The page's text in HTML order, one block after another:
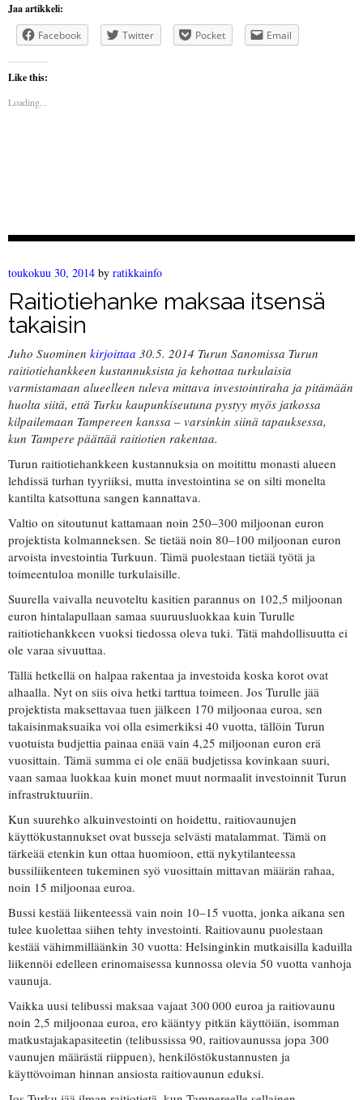
Jaa artikkeli:
Facebook
Twitter Pocket Email
Like this:
Loading...
toukokuu 30, 2014 by ratikkainfo
Raitiotiehanke maksaa itsensä
takaisin
Juho Suominen kirjoittaa 30.5. 2014 Turun Sanomissa Turun
raitiotiehankkeen kustannuksista ja kehottaa turkulaisia
varmistamaan alueelleen tuleva mittava investointiraha ja pitämään
huolta siitä, että Turku kaupunkiseutuna pystyy myös jatkossa
kilpailemaan Tampereen kanssa – varsinkin siinä tapauksessa,
kun Tampere päättää raitiotien rakentaa.
Turun raitiotiehankkeen kustannuksia on moitittu monasti alueen
lehdissä turhan tyyriiksi, mutta investointina se on silti monelta
kantilta katsottuna sangen kannattava.
Valtio on sitoutunut kattamaan noin 250–300 miljoonan euron
projektista kolmanneksen. Se tietää noin 80–100 miljoonan euron
arvoista investointia Turkuun. Tämä puolestaan tietää työtä ja
toimeentuloa monille turkulaisille.
Suurella vaivalla neuvoteltu kasitien parannus on 102,5 miljoonan
euron hintalapullaan samaa suuruusluokkaa kuin Turulle
raitiotiehankkeen vuoksi tiedossa oleva tuki. Tätä mahdollisuutta ei
ole varaa sivuuttaa.
Tällä hetkellä on halpaa rakentaa ja investoida koska korot ovat
alhaalla. Nyt on siis oiva hetki tarttua toimeen. Jos Turulle jää
projektista maksettavaa tuen jälkeen 170 miljoonaa euroa, sen
takaisinmaksuaika voi olla esimerkiksi 40 vuotta, tällöin Turun
vuotuista budjettia painaa enää vain 4,25 miljoonan euron erä
vuosittain. Tämä summa ei ole enää budjetissa kovinkaan suuri,
vaan samaa luokkaa kuin monet muut normaalit investoinnit Turun
infrastruktuuriin.
Kun suurehko alkuinvestointi on hoidettu, raitiovaunujen
käyttökustannukset ovat busseja selvästi matalammat. Tämä on
tärkeää etenkin kun ottaa huomioon, että nykytilanteessa
bussiliikenteen tukeminen syö vuosittain mittavan määrän rahaa,
noin 15 miljoonaa euroa.
Bussi kestää liikenteessä vain noin 10–15 vuotta, jonka aikana sen
tulee kuolettaa siihen tehty investointi. Raitiovaunu puolestaan
kestää vähimmilläänkin 30 vuotta: Helsinginkin mutkaisilla kaduilla
liikennöi edelleen erinomaisessa kunnossa olevia 50 vuotta vanhoja
vaunuja.
Vaikka uusi telibussi maksaa vajaat 300 000 euroa ja raitiovaunu
noin 2,5 miljoonaa euroa, ero kääntyy pitkän käyttöiän, isomman
matkustajakapasiteetin (telibussissa 90, raitiovaunussa jopa 300
vaunujen määrästä riippuen), henkilöstökustannusten ja
käyttövoiman hinnan ansiosta raitiovaunun eduksi.